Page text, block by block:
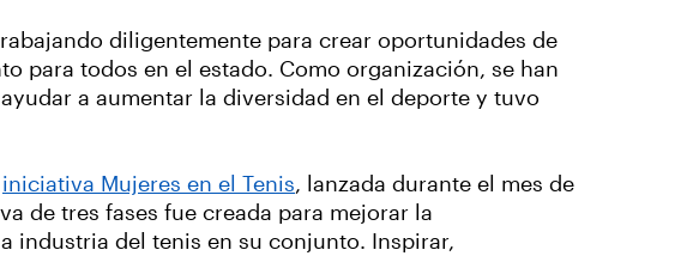
diligentemente para crear oportunidades de
para todos en el estado. Como organización, se han
a aumentar la diversidad en el deporte y tuvo
iniciativa Mujeres en el Tenis, lanzada durante el mes de
de tres fases fue creada para mejorar la
industria del tenis en su conjunto. Inspirar,